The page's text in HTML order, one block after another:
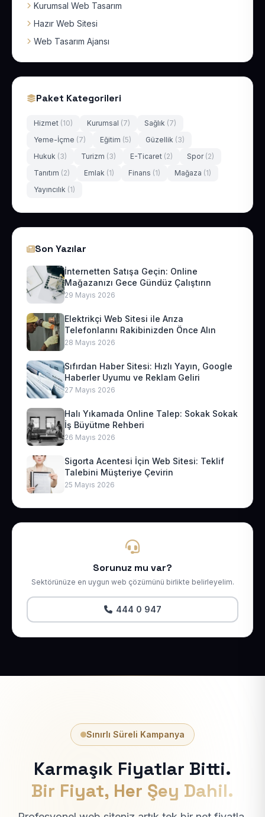
Kurumsal Web Tasarım
Hazır Web Sitesi
Web Tasarım Ajansı
Paket Kategorileri
Hizmet (10) Kurumsal (7) Sağlık (7)
Yeme-İçme (7) Eğitim (5) Güzellik (3)
Hukuk (3) Turizm (3) E-Ticaret (2) Spor (2)
Tanıtım (2) Emlak (1) Finans (1) Mağaza (1)
Yayıncılık (1)
Son Yazılar
İnternetten Satışa Geçin: Online
Mağazanızı Gece Gündüz Çalıştırın
29 Mayıs 2026
Elektrikçi Web Sitesi ile Arıza
Telefonlarını Rakibinizden Önce Alın
28 Mayıs 2026
Sıfırdan Haber Sitesi: Hızlı Yayın, Google
Haberler Uyumu ve Reklam Geliri
27 Mayıs 2026
Halı Yıkamada Online Talep: Sokak Sokak
İş Büyütme Rehberi
26 Mayıs 2026
Sigorta Acentesi İçin Web Sitesi: Teklif
Talebini Müşteriye Çevirin
25 Mayıs 2026
Sorunuz mu var?
Sektörünüze en uygun web çözümünü birlikte belirleyelim.
444 0 947
Sınırlı Süreli Kampanya
Karmaşık Fiyatlar Bitti.
Bir Fiyat, Her Şey Dahil.